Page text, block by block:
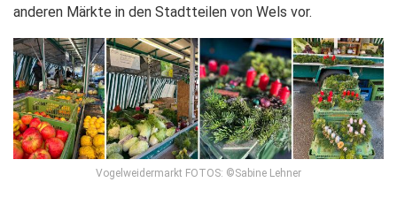
anderen Märkte in den Stadtteilen von Wels vor.
Vogelweidermarkt FOTOS: ©Sabine Lehner